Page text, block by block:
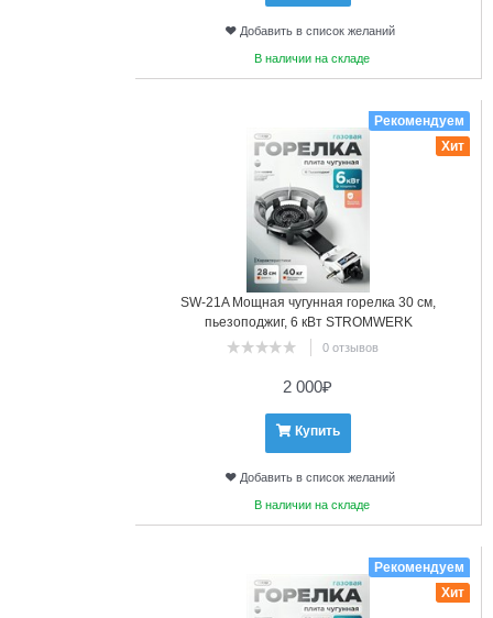
Добавить в список желаний
В наличии на складе
SW-21A Мощная чугунная горелка 30 см,
пьезоподжиг, 6 кВт STROMWERK
0 отзывов
Рекомендуем
Хит
2 000₽
Купить
Добавить в список желаний
В наличии на складе
Рекомендуем
Хит